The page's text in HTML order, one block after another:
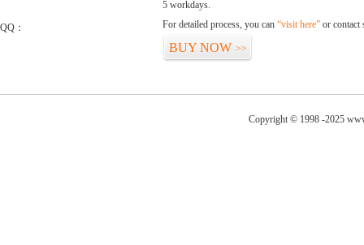
QQ：
5 workdays.
For detailed process, you can “visit here” or contact
BUY NOW >>
Copyright © 1998 -2025